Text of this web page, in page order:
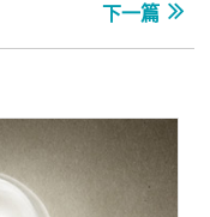
下一篇